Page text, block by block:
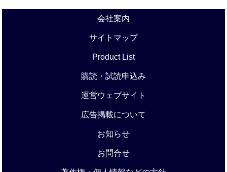
会社案内
サイトマップ
Product List
購読・試読申込み
運営ウェブサイト
広告掲載について
お知らせ
お問合せ